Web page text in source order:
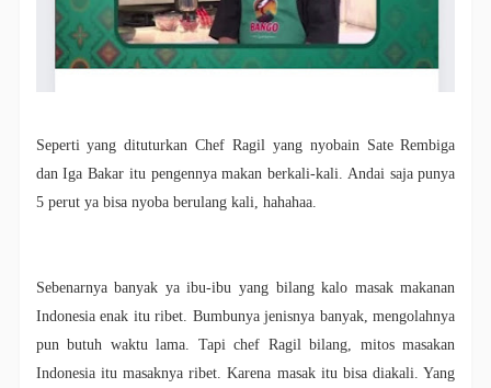
Seperti yang dituturkan Chef Ragil yang nyobain Sate Rembiga
dan Iga Bakar itu pengennya makan berkali-kali. Andai saja punya
5 perut ya bisa nyoba berulang kali, hahahaa.
Sebenarnya banyak ya ibu-ibu yang bilang kalo masak makanan
Indonesia enak itu ribet. Bumbunya jenisnya banyak, mengolahnya
pun butuh waktu lama. Tapi chef Ragil bilang, mitos masakan
Indonesia itu masaknya ribet. Karena masak itu bisa diakali. Yang